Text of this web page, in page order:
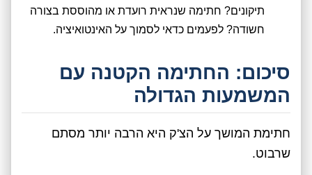
תיקונים? חתימה שנראית רועדת או מהוססת בצורה
חשודה? לפעמים כדאי לסמוך על האינטואיציה.
סיכום: החתימה הקטנה עם
המשמעות הגדולה
חתימת המושך על הצ'ק היא הרבה יותר מסתם
שרבוט.